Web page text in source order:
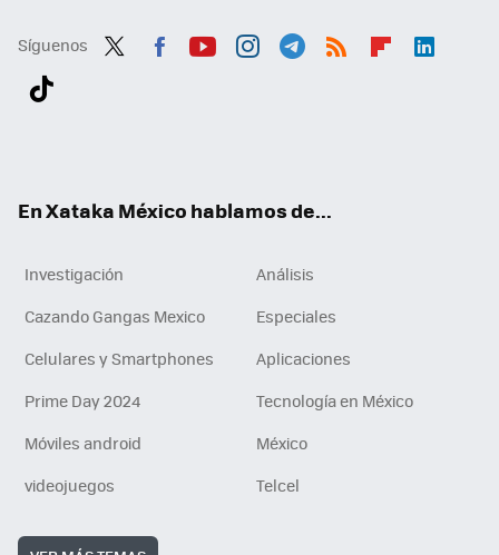
Síguenos
En Xataka México hablamos de...
Investigación
Análisis
Cazando Gangas Mexico
Especiales
Celulares y Smartphones
Aplicaciones
Prime Day 2024
Tecnología en México
Móviles android
México
videojuegos
Telcel